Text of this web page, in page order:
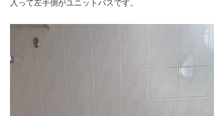
入って左手側がユニットバスです。